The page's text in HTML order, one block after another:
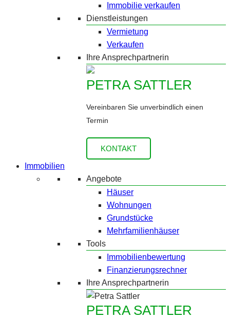
Immobilie verkaufen
Dienstleistungen
Vermietung
Verkaufen
Ihre Ansprechpartnerin
PETRA SATTLER
Vereinbaren Sie unverbindlich einen
Termin
KONTAKT
Immobilien
Angebote
Häuser
Wohnungen
Grundstücke
Mehrfamilienhäuser
Tools
Immobilienbewertung
Finanzierungsrechner
Ihre Ansprechpartnerin
PETRA SATTLER